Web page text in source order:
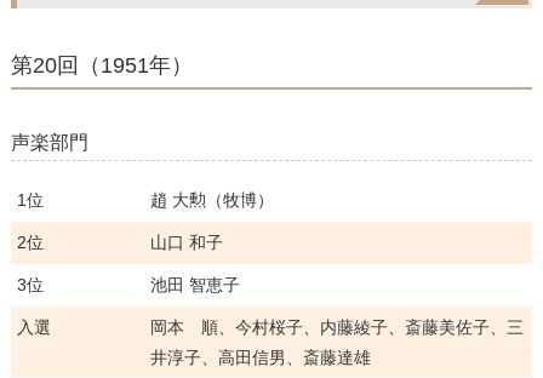
第20回（1951年）
声楽部門
1位 趙 大勲（牧博）
2位 山口 和子
3位 池田 智恵子
入選
岡本 順、今村桜子、内藤綾子、斎藤美佐子、三
井淳子、高田信男、斎藤達雄